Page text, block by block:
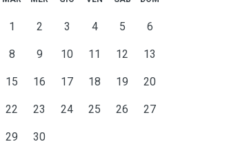
1 2 3 4 5 6
8 9 10 11 12 13
15 16 17 18 19 20
22 23 24 25 26 27
29 30